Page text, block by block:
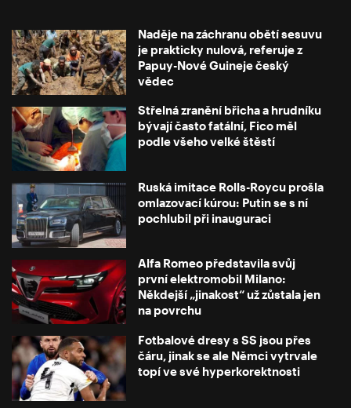
Naděje na záchranu obětí sesuvu
je prakticky nulová, referuje z
Papuy-Nové Guineje český
vědec
Střelná zranění břicha a hrudníku
bývají často fatální, Fico měl
podle všeho velké štěstí
Ruská imitace Rolls-Roycu prošla
omlazovací kúrou: Putin se s ní
pochlubil při inauguraci
Alfa Romeo představila svůj
první elektromobil Milano:
Někdejší „jinakost“ už zůstala jen
na povrchu
Fotbalové dresy s SS jsou přes
čáru, jinak se ale Němci vytrvale
topí ve své hyperkorektnosti